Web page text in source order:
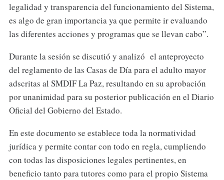
legalidad y transparencia del funcionamiento del Sistema,
es algo de gran importancia ya que permite ir evaluando
las diferentes acciones y programas que se llevan cabo”.
Durante la sesión se discutió y analizó el anteproyecto
del reglamento de las Casas de Día para el adulto mayor
adscritas al SMDIF La Paz, resultando en su aprobación
por unanimidad para su posterior publicación en el Diario
Oficial del Gobierno del Estado.
En este documento se establece toda la normatividad
jurídica y permite contar con todo en regla, cumpliendo
con todas las disposiciones legales pertinentes, en
beneficio tanto para tutores como para el propio Sistema